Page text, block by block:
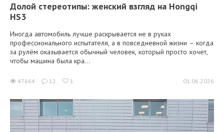
Долой стереотипы: женский взгляд на Hongqi
HS3
Иногда автомобиль лучше раскрывается не в руках
профессионального испытателя, а в повседневной жизни – когда
за рулём оказывается обычный человек, который просто хочет,
чтобы машина была кра...
47664 12 1 01.06.2026